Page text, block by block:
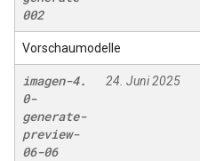
002
Vorschaumodelle
imagen-4.
0-
generate-
preview-
06-06
24. Juni 2025